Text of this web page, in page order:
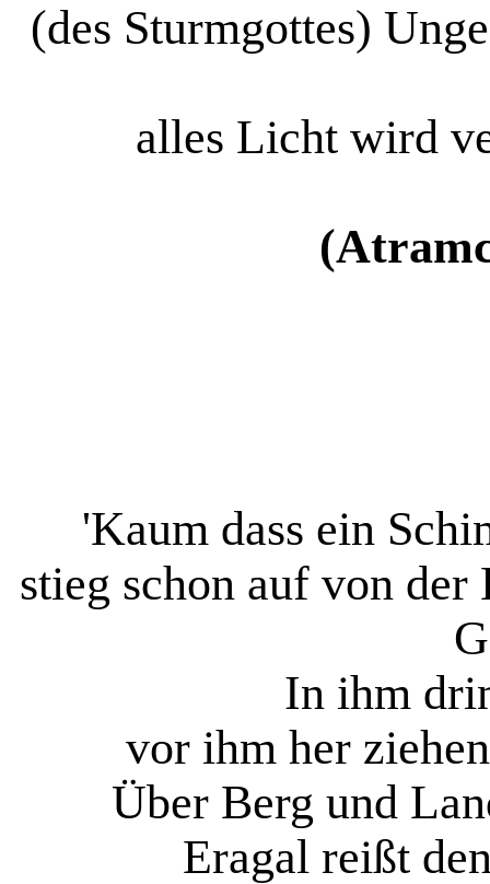
(des Sturmgottes)
alles Licht wird
'Kaum dass ein
stieg schon auf von
In ihm
vor ihm her
Über Berg und
Eragal reißt